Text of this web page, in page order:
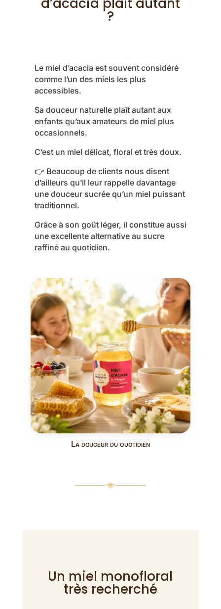
?
Le miel d’acacia est souvent considéré
comme l’un des miels les plus
accessibles.
Sa douceur naturelle plaît autant aux
enfants qu’aux amateurs de miel plus
occasionnels.
C’est un miel délicat, floral et très doux.
👉 Beaucoup de clients nous disent
d’ailleurs qu’il leur rappelle davantage
une douceur sucrée qu’un miel puissant
traditionnel.
Grâce à son goût léger, il constitue aussi
une excellente alternative au sucre
raffiné au quotidien.
La douceur du quotidien
────── 🐝 ──────
Un miel monofloral
très recherché